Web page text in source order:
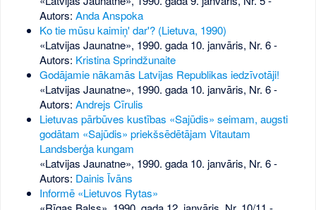
Autors: Anda Anspoka
Ko tie mūsu kaimiņ' dar'? (Lietuva, 1990)
«Latvijas Jaunatne», 1990. gada 10. janvāris, Nr. 6-
Autors: Kristina Sprindžunaite
Godājamie nākamās Latvijas Republikas iedzīvotāji!
«Latvijas Jaunatne», 1990. gada 10. janvāris, Nr. 6-
Autors: Andrejs Cīrulis
Lietuvas pārbūves kustības «Sajūdis» seimam, augsti
godātam «Sajūdis» priekšsēdētājam Vitautam
Landsberģa kungam
«Latvijas Jaunatne», 1990. gada 10. janvāris, Nr. 6-
Autors: Dainis Īvāns
Informē «Lietuvos Rytas»